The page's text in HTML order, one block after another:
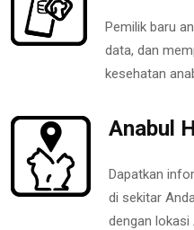
Pemilik baru
data, dan
kesehatan
Anabul
Dapatkan
di sekitar
dengan lokasi